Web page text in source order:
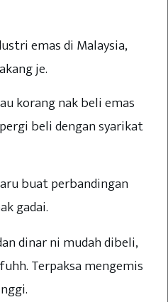
emas di Malaysia,
je.
korang nak beli emas
beli dengan syarikat
buat perbandingan
gadai.
dinar ni mudah dibeli,
Terpaksa mengemis